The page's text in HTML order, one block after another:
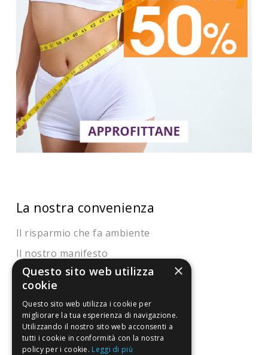
La nostra convenienza
Il risparmio che fa ambiente
Il nostro manifesto
Il blog
Vendi con noi
Chi siamo
×
Questo sito web utilizza
cookie
Questo sito web utilizza i cookie per
migliorare la tua esperienza di navigazione.
Utilizzando il nostro sito web acconsenti a
tutti i cookie in conformità con la nostra
policy per i cookie. Leggi di più